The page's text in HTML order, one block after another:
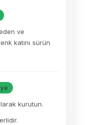
ve
katını sürün
kurutun.